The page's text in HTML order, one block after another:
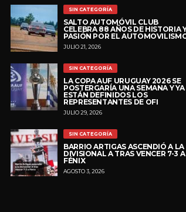
SIN CATEGORÍA
SALTO AUTOMÓVIL CLUB
CELEBRA 88 AÑOS DE HISTORIA
PASIÓN POR EL
JULIO 21, 2026
SIN CATEGORÍA
LA COPA AUF URUGUAY 2026 SE
POSTERGARÍA UNA SEMANA Y YA
ESTÁN DEFINIDOS LOS
REPRESENTANTES DE OFI
JULIO 29, 2026
SIN CATEGORÍA
BARRIO ARTIGAS ASCENDIÓ A LA
DIVISIONAL A TRAS VENCER 7-3 A
FÉNIX
AGOSTO 3, 2026